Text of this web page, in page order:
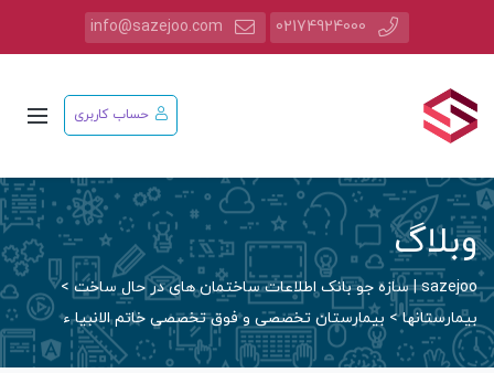
02174924000
info@sazejoo.com
حساب کاربری
وبلاگ
sazejoo | سازه جو بانک اطلاعات ساختمان های در حال ساخت
>
بیمارستانها> بیمارستان تخصصی و فوق تخصصی خاتم الانبیا ء